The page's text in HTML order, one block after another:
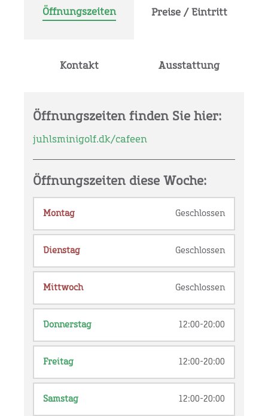
Öffnungszeiten Preise / Eintritt
Kontakt Ausstattung
Öffnungszeiten finden Sie hier:
juhlsminigolf.dk/cafeen
Öffnungszeiten diese Woche:
Montag Geschlossen
Dienstag Geschlossen
Mittwoch Geschlossen
Donnerstag 12:00-20:00
Freitag 12:00-20:00
Samstag 12:00-20:00